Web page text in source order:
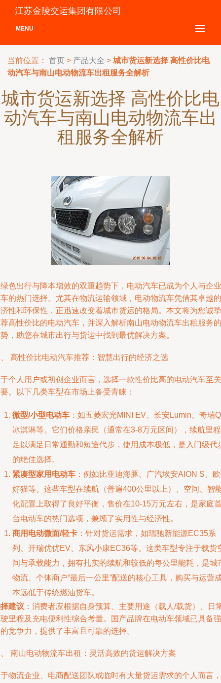
江苏金陵交运集团有限公司
MENU
当前位置： 首页 > 产品大全 > 城市货运新选择 高性价比电
动汽车与南山电动物流车出租服务全解析
城市货运新选择 高性价比电
动汽车与南山电动物流车出
租服务全解析
色出行与降本增效的双重趋势下，电动汽车已成为个人与企业
的热门选择。尤其在物流运输领域，电动物流车凭借其卓越的
性和环保性，正迅速改变着城市货运的格局。本文将为您诚挚
高性价比的电动汽车，并深入解析南山电动物流车出租服务的
，助您在城市出行与货运中找到最优解决方案。
高性价比电动汽车推荐：智慧出行的经济之选
个人用户或初创企业而言，选择一款性价比高的电动汽车至关
。以下几类车型在市场上备受青睐：
微型/小型电动车 ：如五菱宏光MINI EV、长安Lumin、奇瑞
冰淇淋等。它们价格亲民（通常在3-8万元区间），续航里程
足以满足日常通勤和短途代步，使用成本极低，是入门级代
的绝佳选择。
紧凑型家用电动车 ：例如比亚迪海豚、广汽埃安AION S、
好猫等。这些车型在续航（普遍400公里以上）、空间、智
化配置上取得了良好平衡，售价在10-15万元左右，是家庭
台电动车的热门选项，兼顾了实用性与经济性。
商用电动微面/轻卡 ：针对货运需求，如瑞驰新能源EC35系
列、开瑞优优EV、东风小康EC36等。这类车型专注于载货
间与承载能力，拥有扎实的续航和较低的每公里能耗，是城
物流、个体商户“最后一公里”配送的核心工具，购买与运营
本远低于传统燃油货车。
建议 ：消费者应根据自身预算、主要用途（载人/载货）、日
里程及充电便利性综合考量。国产品牌在电动车领域已具备强
竞争力，提供了丰富且可靠的选择。
南山电动物流车出租：灵活高效的货运解决方案
物流企业、电商配送团队或临时有大量货运需求的个人而言，